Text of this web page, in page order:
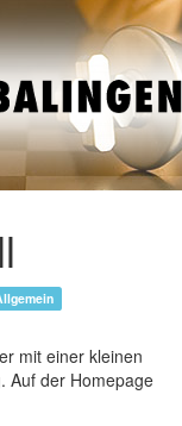
mit einer kleinen
Auf der Homepage